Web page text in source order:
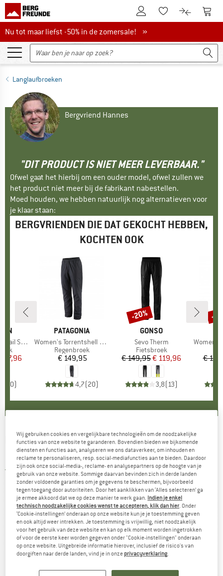
De klantenaccount
Naar deNaar de
Nu tot maar liefst -50% in de zomersale!
Nu tot maar liefst -50% in de zomersale! »
Langlaufbroeken
Bergvriend Hannes
"DIT PRODUCT IS NIET MEER LEVERBAAR."
Ofwel gaat het hierbij om een ouder model, ofwel zullen we
het product niet meer bij de fabrikant nabestellen.
Moed houden, we hebben natuurlijk nog alternatieven voor
je klaar staan:
BERGVRIENDEN DIE DAT GEKOCHT HEBBEN,
KOCHTEN OOK
Trousers
prijs
0)
MERK
PATAGONIA
Artikel
Women's Torrentshell 3L Pants
Productgroep
Regenbroek
Prijs
€ 149,95
4,7(20)
MERK
GONSO
Artikel
Sevo Therm
Productgroep
Fietsbroek
Prijs
€ 149,95Verlaagde prijs
€ 119,96
3,8(13)
Korting
-20%
Artikel
Women's
€
-
DAEHLIE - Kid's Pants Winner 2.0 Junior -
Langlaufbroek
5,0(1)
Wij gebruiken cookies en vergelijkbare technologieën om de noodzakelijke
functies van onze website te garanderen. Bovendien bieden we bijkomende
diensten en functies aan, analyseren we ons dataverkeer, om inhouden en
reclame te personaliseren, resp. social-mediafuncties aan te bieden. Daardoor
zijn ook onze social-media-, reclame- en analysepartners op de hoogte van je
gebruik van onze website. Sommige daarvan bevinden zich in derde landen
zonder voldoende garanties om je gegevens te beschermen, bijvoorbeeld
tegen toegang door autoriteiten. Door het aanklikken van ‘Alles selecteren’ ga
je ermee akkoord dat we op deze manier te werk gaan. Indien je enkel
technisch noodzakelijke cookies wenst te accepteren, klik dan hier . Onder
‘Cookie-instellingen’ onderaan op onze website kun je je toestemming geven
en ook altijd weer intrekken. Je toestemming is vrijwillig, niet noodzakelijk
voor het gebruik van deze website en kan op elk moment worden ingetrokken
of voor de eerste keer worden gegeven onder "Cookie-instellingen" onderaan
op onze website. Uitgebreide informatie hierover, inclusief de risico's van
doorgiften naar derde landen, vind je in onze privacyverklaring